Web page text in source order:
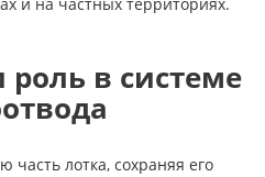
в системе
часть лотка, сохраняя его